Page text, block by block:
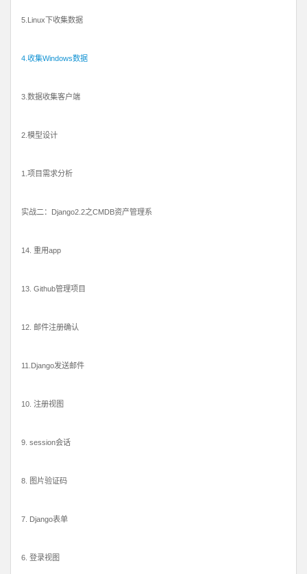
5.Linux下收集数据
4.收集Windows数据
3.数据收集客户端
2.模型设计
1.项目需求分析
实战二：Django2.2之CMDB资产管理系
14. 重用app
13. Github管理项目
12. 邮件注册确认
11.Django发送邮件
10. 注册视图
9. session会话
8. 图片验证码
7. Django表单
6. 登录视图